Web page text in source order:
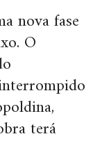
nova fase
O
terá